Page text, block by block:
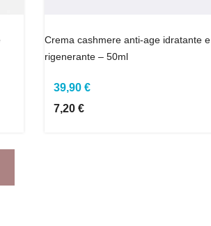
Crema cashmere anti-age idratante e
rigenerante – 50ml
39,90 €
7,20 €